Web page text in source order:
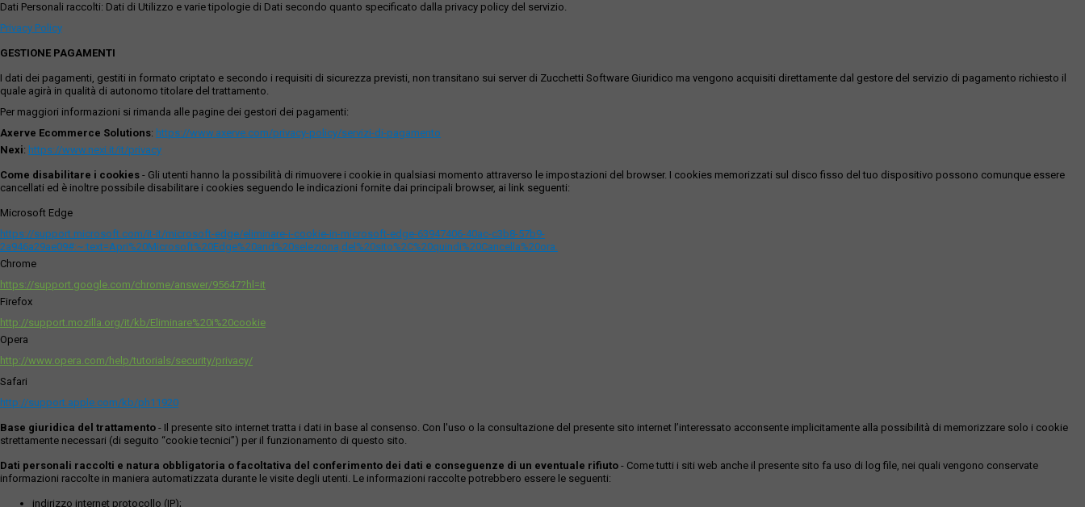
Dati Personali raccolti: Dati di Utilizzo e varie tipologie di Dati secondo quanto specificato dalla privacy policy del servizio.
Privacy Policy
GESTIONE PAGAMENTI
I dati dei pagamenti, gestiti in formato criptato e secondo i requisiti di sicurezza previsti, non transitano sui server di Zucchetti Software Giuridico ma vengono acquisiti direttamente dal gestore del servizio di pagamento richiesto il
quale agirà in qualità di autonomo titolare del trattamento.
Per maggiori informazioni si rimanda alle pagine dei gestori dei pagamenti:
Axerve Ecommerce Solutions: https://www.axerve.com/privacy-policy/servizi-di-pagamento
Nexi: https://www.nexi.it/it/privacy
Come disabilitare i cookies - Gli utenti hanno la possibilità di rimuovere i cookie in qualsiasi momento attraverso le impostazioni del browser. I cookies memorizzati sul disco fisso del tuo dispositivo possono comunque essere
cancellati ed è inoltre possibile disabilitare i cookies seguendo le indicazioni fornite dai principali browser, ai link seguenti:
Microsoft Edge
https://support.microsoft.com/it-it/microsoft-edge/eliminare-i-cookie-in-microsoft-edge-63947406-40ac-c3b8-57b9-
2a946a29ae09#:~:text=Apri%20Microsoft%20Edge%20and%20seleziona,del%20sito%2C%20quindi%20Cancella%20ora.
Chrome
https://support.google.com/chrome/answer/95647?hl=it
Firefox
http://support.mozilla.org/it/kb/Eliminare%20i%20cookie
Opera
http://www.opera.com/help/tutorials/security/privacy/
Safari
http://support.apple.com/kb/ph11920
Base giuridica del trattamento - Il presente sito internet tratta i dati in base al consenso. Con l'uso o la consultazione del presente sito internet l’interessato acconsente implicitamente alla possibilità di memorizzare solo i cookie
strettamente necessari (di seguito “cookie tecnici”) per il funzionamento di questo sito.
Dati personali raccolti e natura obbligatoria o facoltativa del conferimento dei dati e conseguenze di un eventuale rifiuto - Come tutti i siti web anche il presente sito fa uso di log file, nei quali vengono conservate
informazioni raccolte in maniera automatizzata durante le visite degli utenti. Le informazioni raccolte potrebbero essere le seguenti:
indirizzo internet protocollo (IP);